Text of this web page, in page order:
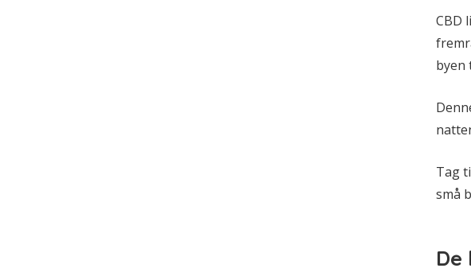
CBD
byen
Tag
små